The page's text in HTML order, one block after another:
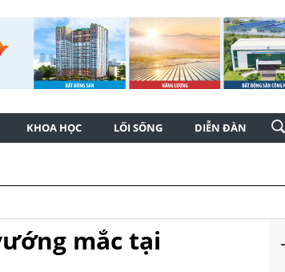
KHOA HỌC LỐI SỐNG DIỄN ĐÀN
mắc tại